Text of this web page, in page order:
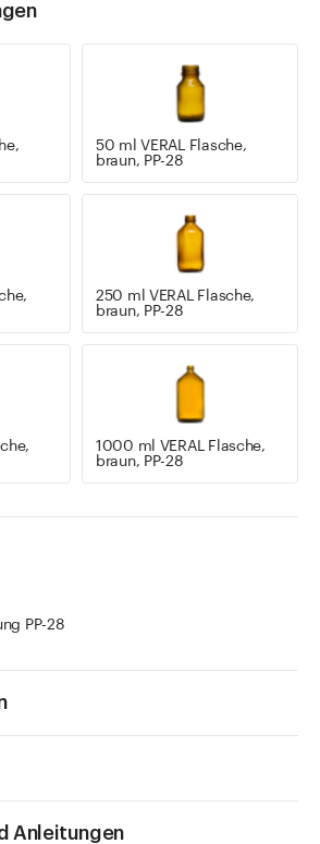
50 ml VERAL Flasche,
braun, PP-28
250 ml VERAL Flasche,
braun, PP-28
1000 ml VERAL Flasche,
braun, PP-28
PP-28
Anleitungen